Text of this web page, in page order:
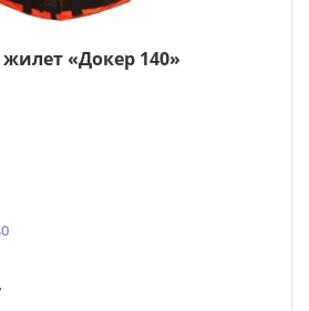
«Докер 140»